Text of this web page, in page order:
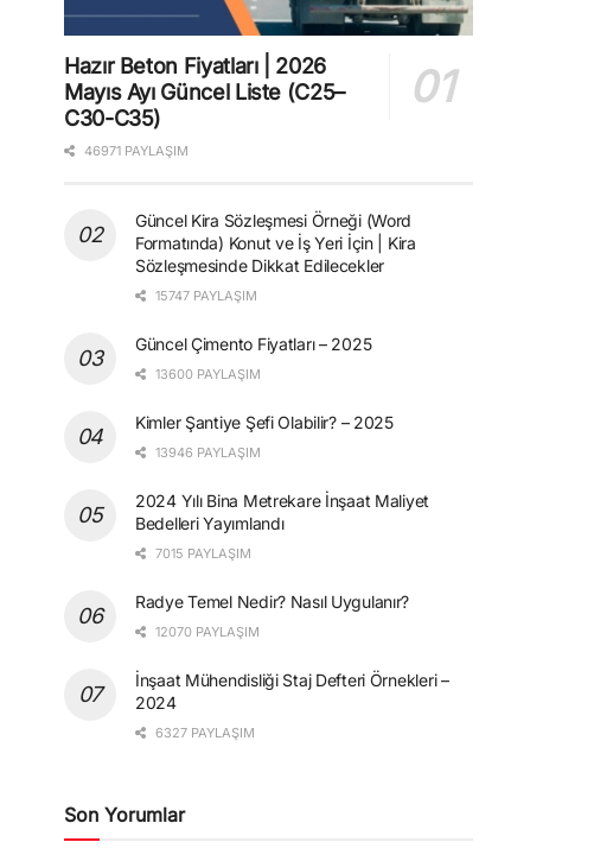
Hazır Beton Fiyatları | 2026
Mayıs Ayı Güncel Liste (C25–
C30-C35)
46971 PAYLAŞIM
Güncel Kira Sözleşmesi Örneği (Word
Formatında) Konut ve İş Yeri İçin | Kira
Sözleşmesinde Dikkat Edilecekler
15747 PAYLAŞIM
Güncel Çimento Fiyatları – 2025
13600 PAYLAŞIM
Kimler Şantiye Şefi Olabilir? – 2025
13946 PAYLAŞIM
2024 Yılı Bina Metrekare İnşaat Maliyet
Bedelleri Yayımlandı
7015 PAYLAŞIM
Radye Temel Nedir? Nasıl Uygulanır?
12070 PAYLAŞIM
İnşaat Mühendisliği Staj Defteri Örnekleri –
2024
6327 PAYLAŞIM
Son Yorumlar